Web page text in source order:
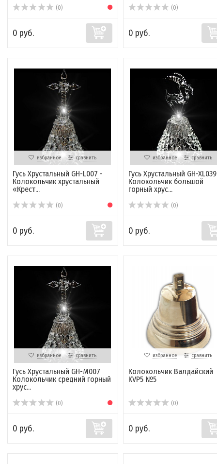
(0)
0 руб.
(0)
0 руб.
избранное сравнить
Гусь Хрустальный GH-L007 -
Колокольчик хрустальный
«Крест...
(0)
0 руб.
избранное сравнить
Гусь Хрустальный GH-XL039
Колокольчик большой
горный хрус...
(0)
0 руб.
избранное сравнить
Гусь Хрустальный GH-M007
Колокольчик средний горный
хрус...
(0)
0 руб.
избранное сравнить
Колокольчик Валдайский
KVP5 №5
(0)
0 руб.